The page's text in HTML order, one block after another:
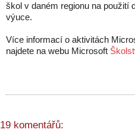
škol v daném regionu na
výuce.
Více informací o aktivitách
najdete na webu Microsoft
19 komentářů: